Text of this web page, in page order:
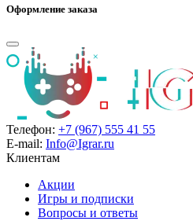
Оформление заказа
Телефон: +7 (967) 555 41 55
E-mail: Info@Igrar.ru
Клиентам
Акции
Игры и подписки
Вопросы и ответы